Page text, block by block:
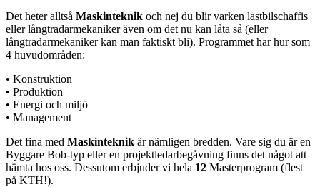
Det heter alltså Maskinteknik och nej du blir varken lastbilschaffis
eller långtradarmekaniker även om det nu kan låta så (eller
långtradarmekaniker kan man faktiskt bli). Programmet har hur som
4 huvudområden:
• Konstruktion
• Produktion
• Energi och miljö
• Management
Det fina med Maskinteknik är nämligen bredden. Vare sig du är en
Byggare Bob-typ eller en projektledarbegåvning finns det något att
hämta hos oss. Dessutom erbjuder vi hela 12 Masterprogram (flest
på KTH!).